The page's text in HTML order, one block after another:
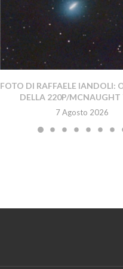
FOTO DI RAFFAELE IANDOLI:
DELLA 220P/MCNAUGHT
7 Agosto 2026